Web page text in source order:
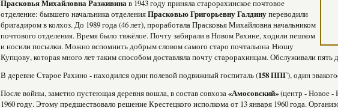
Прасковья Михайловна Разживинав 1943 году приняла старорахинское почтовое
отделение: бывшего начальника отделенияПрасковью Григорьевну Галдинупереводили
бригадиром в колхоз. До 1989 года (46 лет), проработала Прасковья Михайловна начальником
почтового отделения. Время было тяжёлое. Почту забирали в Новом Рахине, ходили пешком
и носили посылки. Можно вспомнить добрым словом самого старо почтальона Нюшу
Купцову, которая много лет таким способом доставляла почту старорахинцам. Обслуживали пять
В деревне Старое Рахино - находился один полевой подвижный госпиталь (158 ППГ), один
После войны, заметно пустеющая деревня вошла, в состав совхоза«Амосовский»(центр - Новое -
1960 году. Этому предшествовало решение Крестецкого исполкома от 13 января 1960 года.